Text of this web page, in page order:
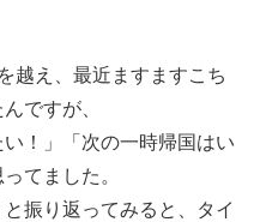
越え、最近ますますこち
ですが、
！」「次の一時帰国はい
てました。
振り返ってみると、タイ